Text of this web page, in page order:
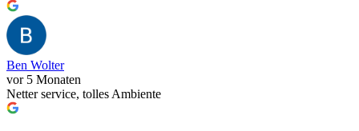
Ben Wolter
vor 5 Monaten
Netter service, tolles Ambiente